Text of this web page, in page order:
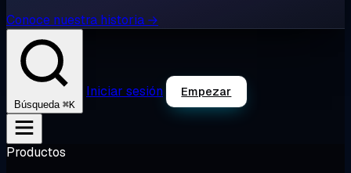
Conoce nuestra historia →
Búsqueda ⌘K
Iniciar sesión Empezar
Productos